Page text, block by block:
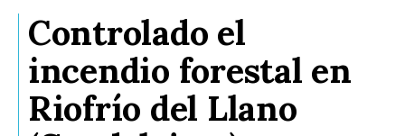
Controlado el
incendio forestal en
Riofrío del Llano